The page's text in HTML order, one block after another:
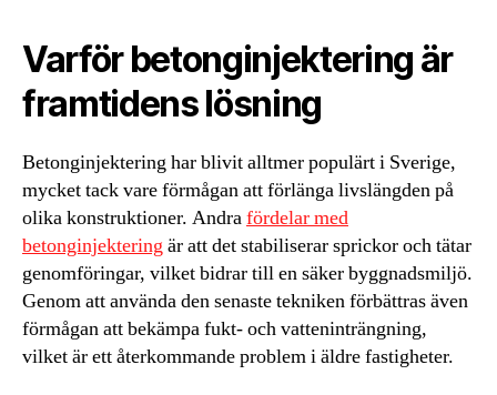
Varför betonginjektering är
framtidens lösning
Betonginjektering har blivit alltmer populärt i Sverige,
mycket tack vare förmågan att förlänga livslängden på
olika konstruktioner. Andrafördelar med
betonginjekteringär att det stabiliserar sprickor och tätar
genomföringar, vilket bidrar till en säker byggnadsmiljö.
Genom att använda den senaste tekniken förbättras även
förmågan att bekämpa fukt- och vatteninträngning,
vilket är ett återkommande problem i äldre fastigheter.